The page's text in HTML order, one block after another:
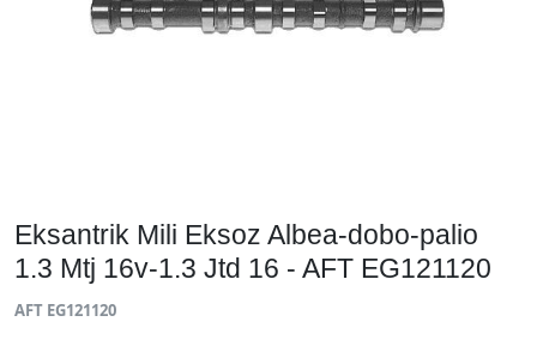
Eksantrik Mili Eksoz Albea-dobo-palio
1.3 Mtj 16v-1.3 Jtd 16 - AFT EG121120
AFT EG121120